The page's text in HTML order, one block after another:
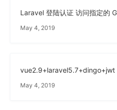
Laravel 登陆认证 访问指定的
May 4, 2019
May 4, 2019